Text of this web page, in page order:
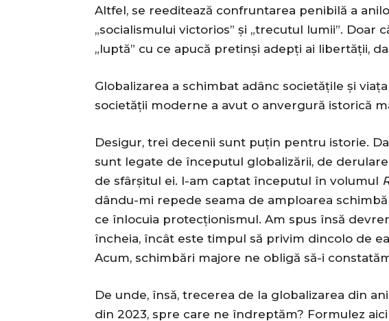
Altfel, se reeditează confruntarea penibilă a
„socialismului victorios” și „trecutul lumii”. Doar
„luptă” cu ce apucă pretinși adepți ai libertății,
Globalizarea a schimbat adânc societățile și
societății moderne a avut o anvergură istorică
Desigur, trei decenii sunt puțin pentru istorie.
sunt legate de începutul globalizării, de
de sfârșitul ei. I-am captat începutul în volumul
dându-mi repede seama de amploarea
ce înlocuia protecționismul. Am spus însă
încheia, încât este timpul să privim dincolo de
Acum, schimbări majore ne obligă să-i
De unde, însă, trecerea de la globalizarea din
din 2023, spre care ne îndreptăm? Formulez